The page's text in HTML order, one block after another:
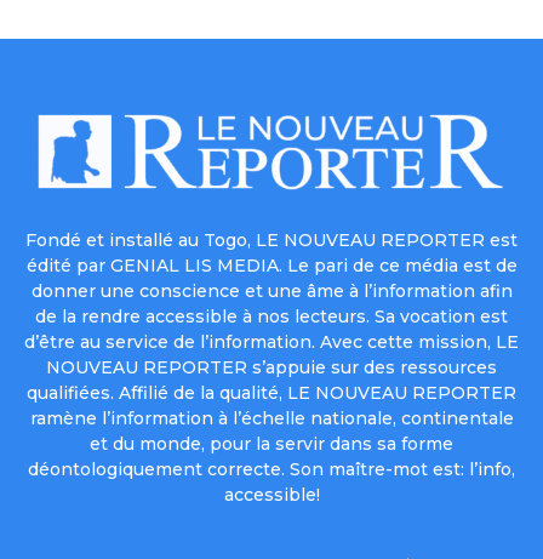
Fondé et installé au Togo, LE NOUVEAU REPORTER est
édité par GENIAL LIS MEDIA. Le pari de ce média est de
donner une conscience et une âme à l’information afin
de la rendre accessible à nos lecteurs. Sa vocation est
d’être au service de l’information. Avec cette mission, LE
NOUVEAU REPORTER s’appuie sur des ressources
qualifiées. Affilié de la qualité, LE NOUVEAU REPORTER
ramène l’information à l’échelle nationale, continentale
et du monde, pour la servir dans sa forme
déontologiquement correcte. Son maître-mot est: l’info,
accessible!